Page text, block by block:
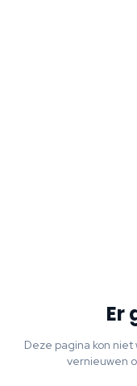
Er
Deze pagina kon
vernieuwen